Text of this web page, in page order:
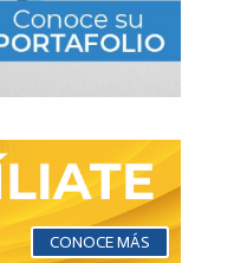
CONOCE MÁS